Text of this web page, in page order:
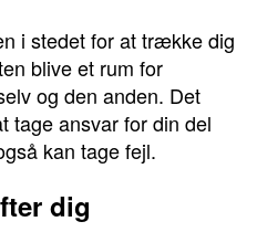
i stedet for at trække dig
blive et rum for
og den anden. Det
tage ansvar for din del
kan tage fejl.
dig